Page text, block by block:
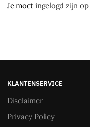
Je moet ingelogd zijn op
KLANTENSERVICE
Disclaimer
Privacy Policy